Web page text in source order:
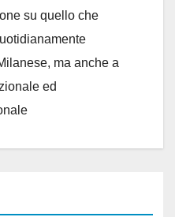
su quello che
ma anche a
ed